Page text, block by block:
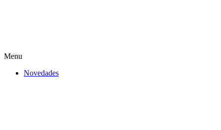
Menu
Novedades